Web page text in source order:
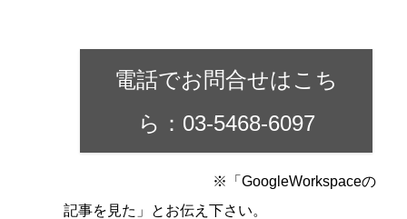
電話でお問合せはこち
ら：03-5468-6097
※「GoogleWorkspaceの
記事を見た」とお伝え下さい。